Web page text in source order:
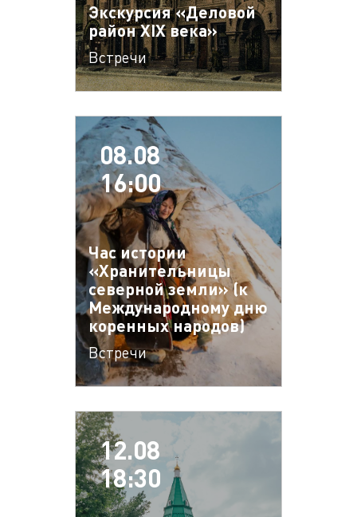
Экскурсия «Деловой
район XIX века»
Встречи
08.08
16:00
Час истории
«Хранительницы
северной земли» (к
Международному дню
коренных народов)
Встречи
12.08
18:30